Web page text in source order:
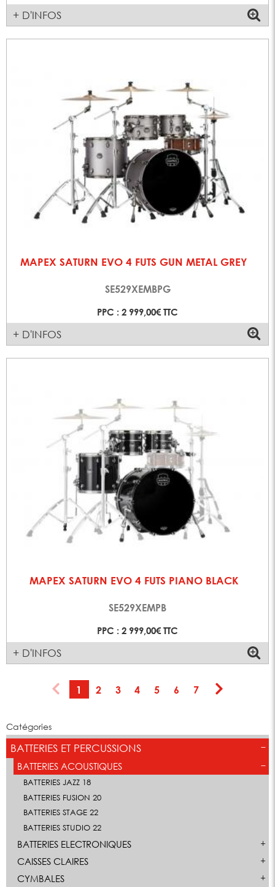
Catégories
BATTERIES ET PERCUSSIONS
BATTERIES ACOUSTIQUES
BATTERIES JAZZ 18
BATTERIES FUSION 20
BATTERIES STAGE 22
BATTERIES STUDIO 22
BATTERIES ELECTRONIQUES
CAISSES CLAIRES
CYMBALES
+ D'INFOS
MAPEX SATURN EVO 4 FUTS GUN METAL GREY
SE529XEMBPG
PPC : 2 999,00€ TTC
+ D'INFOS
MAPEX SATURN EVO 4 FUTS PIANO BLACK
SE529XEMPB
PPC : 2 999,00€ TTC
+ D'INFOS
1 2 3 4 5 6 7